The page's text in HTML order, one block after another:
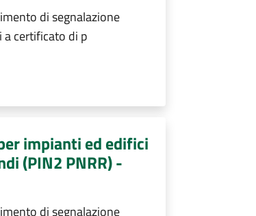
di segnalazione
certificato di p
impianti ed edifici
(PIN2 PNRR) -
di segnalazione